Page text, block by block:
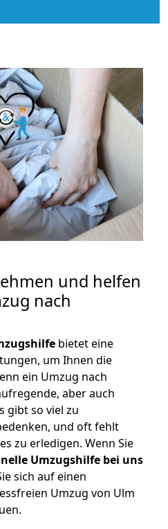
und helfen
nach
bietet eine
um Ihnen die
ein Umzug nach
aber auch
gibt so viel zu
und oft fehlt
zu erledigen. Wenn Sie
Umzugshilfe bei uns
sich auf einen
Umzug von Ulm